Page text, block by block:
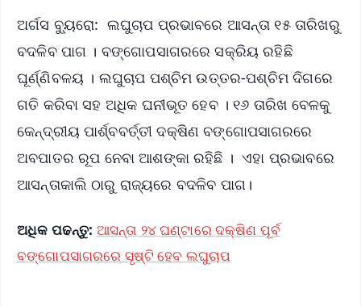
ଅର୍ଗସ ବ୍ୟୁରୋ: ଲଘୁଚାପ ପ୍ରଭାବରେ ଆସନ୍ତା ୧୫ ତାରିଖରୁ
ବଦଳିବ ପାଗ । ବଙ୍ଗୋପସାଗରରେ ସକ୍ରିୟ ରହିଛି
ଘୂର୍ଣ୍ଣିବଳୟ । ଲଘୁଚାପ ପଶ୍ଚିମ ଉତ୍ତର-ପଶ୍ଚିମ ଦିଗରେ
ଗତି କରିବା ସହ ଅଧିକ ଘନୀଭୂତ ହେବ । ୧୬ ତାରିଖ ବେଳକୁ
କେନ୍ଦ୍ରୀୟ ପାର୍ଶ୍ବବର୍ତ୍ତୀ ଦକ୍ଷିଣ ବଙ୍ଗୋପସାଗରରେ
ଅବପାତର ରୂପ ନେବା ଆଶଙ୍କା ରହିଛି । ଏହା ପ୍ରଭାବରେ
ଆସନ୍ତାକାଲି ଠାରୁ ରାଜ୍ୟରେ ବଦଳିବ ପାଗ।
ଅଧିକ ପଢନ୍ତୁ: ଆସନ୍ତା ୨୪ ଘଣ୍ଟାରେ ଦକ୍ଷିଣ ପୂର୍ବ
ବଙ୍ଗୋପସାଗରରେ ସୃଷ୍ଟି ହେବ ଲଘୁଚାପ